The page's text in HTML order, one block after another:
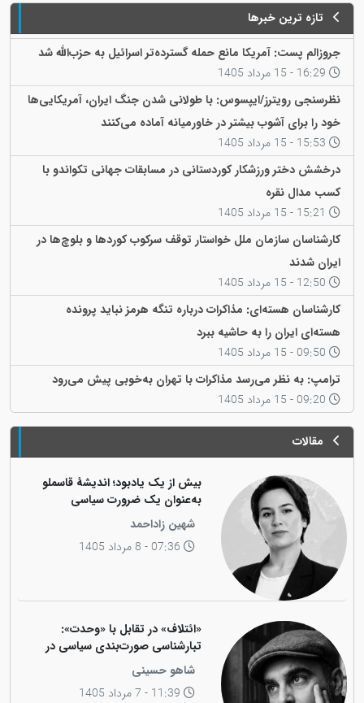
تازه ترین خبرها
جروزالم پست: آمریکا مانع حمله گسترده‌تر اسرائیل به حزب‌الله شد
نظرسنجی رویترز/ایپسوس: با طولانی شدن جنگ ایران، آمریکایی‌ها
خود را برای آشوب بیشتر در خاورمیانه آماده می‌کنند
درخشش دختر ورزشکار کوردستانی در مسابقات جهانی تکواندو با
کسب مدال نقره
کارشناسان سازمان ملل خواستار توقف سرکوب کوردها و بلوچ‌ها در
ایران شدند
کارشناسان هسته‌ای: مذاکرات درباره تنگه هرمز نباید پرونده
هسته‌ای ایران را به حاشیه ببرد
ترامپ: به نظر می‌رسد مذاکرات با تهران به‌خوبی پیش می‌رود
مقالات
بیش از یک یادبود؛ اندیشهٔ قاسملو
به‌عنوان یک ضرورت سیاسی
شهین زاداحمد
«ائتلاف» در تقابل با «وحدت»:
تبارشناسی صورت‌بندی سیاسی در
جامعه کوردی
شاهو حسینی